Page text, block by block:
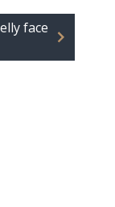
face